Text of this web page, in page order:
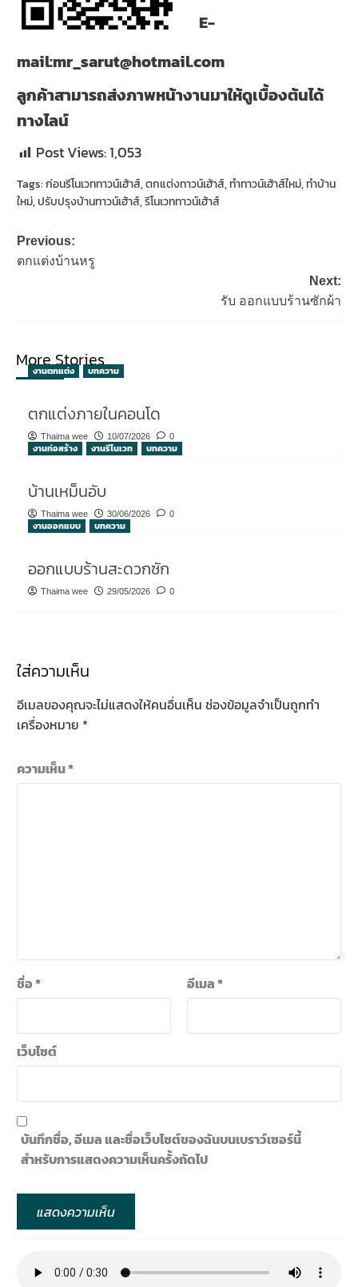
E-
mail:mr_sarut@hotmail.com
ลูกค้าสามารถส่งภาพหน้างานมาให้ดูเบื้องต้นได้
ทางไลน์
Post Views:1,053
Tags:ก่อนรีโนเวททาวน์เฮ้าส์,ตกแต่งทาวน์เฮ้าส์,ทำทาวน์เฮ้าส์ใหม่,ทำบ้าน
ใหม่,ปรับปรุงบ้านทาวน์เฮ้าส์,รีโนเวททาวน์เฮ้าส์
Post
navigation
Previous:
ตกแต่งบ้านหรู
Next:
รับ ออกแบบร้านซักผ้า
More Stories
งานตกแต่ง บทความ
ตกแต่งภายในคอนโด
Thaima wee 10/07/2026 0
งานก่อสร้าง งานรีโนเวท บทความ
บ้านเหม็นอับ
Thaima wee 30/06/2026 0
งานออกแบบ บทความ
ออกแบบร้านสะดวกซัก
Thaima wee 29/05/2026 0
ใส่ความเห็น
อีเมลของคุณจะไม่แสดงให้คนอื่นเห็น ช่องข้อมูลจำเป็นถูกทำ
เครื่องหมาย *
ความเห็น*
ชื่อ* อีเมล*
เว็บไซต์
บันทึกชื่อ, อีเมล และชื่อเว็บไซต์ของฉันบนเบราว์เซอร์นี้
สำหรับการแสดงความเห็นครั้งถัดไป